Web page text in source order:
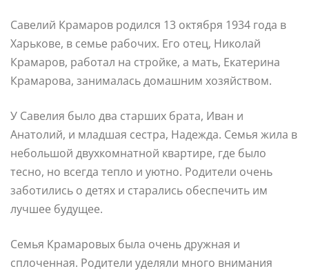
Савелий Крамаров родился 13 октября 1934 года в
Харькове, в семье рабочих. Его отец, Николай
Крамаров, работал на стройке, а мать, Екатерина
Крамарова, занималась домашним хозяйством.
У Савелия было два старших брата, Иван и
Анатолий, и младшая сестра, Надежда. Семья жила в
небольшой двухкомнатной квартире, где было
тесно, но всегда тепло и уютно. Родители очень
заботились о детях и старались обеспечить им
лучшее будущее.
Семья Крамаровых была очень дружная и
сплоченная. Родители уделяли много внимания